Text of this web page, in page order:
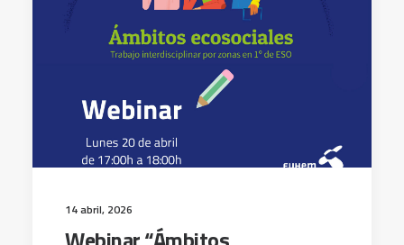
14 abril, 2026